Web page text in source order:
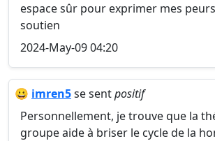
espace sûr pour exprimer mes
soutien
2024-May-09 04:20
😀 imren5se sentpositif
Personnellement, je trouve que la
groupe aide à briser le cycle de la